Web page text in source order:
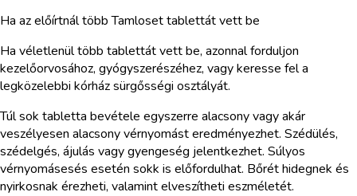
Ha az előírtnál több Tamloset tablettát vett be
Ha véletlenül több tablettát vett be, azonnal forduljon
kezelőorvosához, gyógyszerészéhez, vagy keresse fel a
legközelebbi kórház sürgősségi osztályát.
Túl sok tabletta bevétele egyszerre alacsony vagy akár
veszélyesen alacsony vérnyomást eredményezhet. Szédülés,
szédelgés, ájulás vagy gyengeség jelentkezhet. Súlyos
vérnyomásesés esetén sokk is előfordulhat. Bőrét hidegnek és
nyirkosnak érezheti, valamint elveszítheti eszméletét.